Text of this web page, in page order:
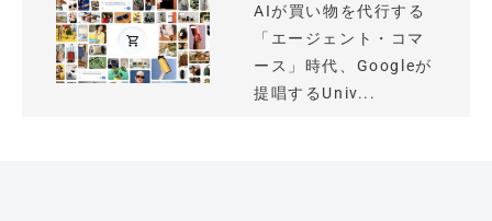
AIが買い物を代行する
「エージェント・コマ
ース」時代、Googleが
提唱するUniv...